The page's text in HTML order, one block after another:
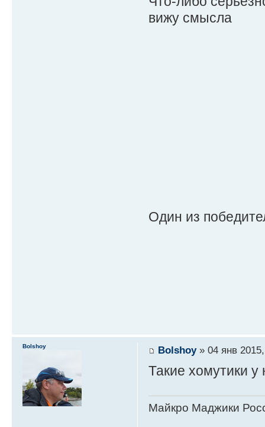
вижу смысла
Один из
Bolshoy» 04 янв
Такие хомутики
Майкро Маджики
Bolshoy